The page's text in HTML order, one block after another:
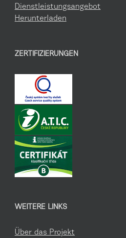
Dienstleistungsangebot
Herunterladen
ZERTIFIZIERUNGEN
WEITERE LINKS
Über das Projekt